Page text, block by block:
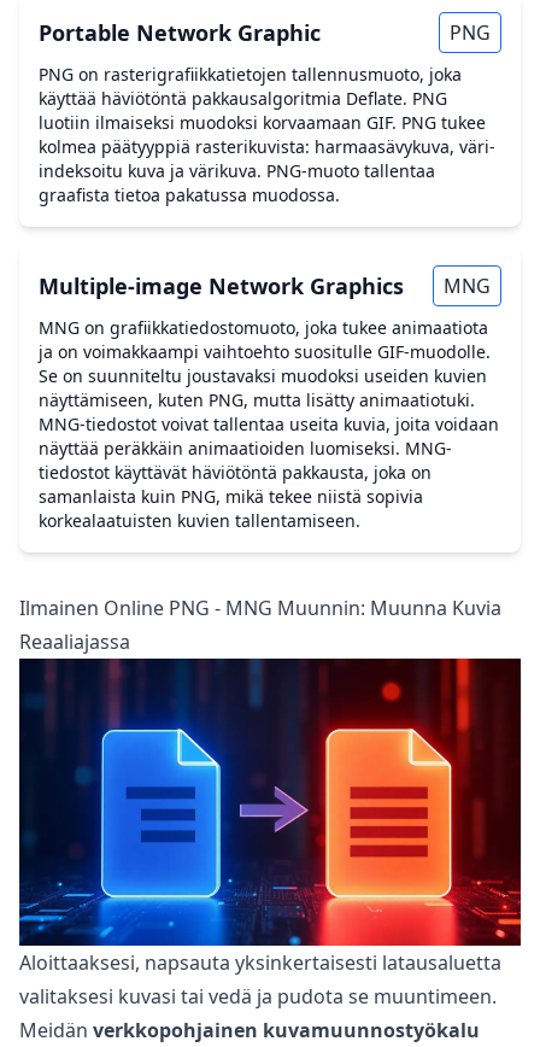
Portable Network Graphic PNG
PNG on rasterigrafiikkatietojen tallennusmuoto, joka
käyttää häviötöntä pakkausalgoritmia Deflate. PNG
luotiin ilmaiseksi muodoksi korvaamaan GIF. PNG tukee
kolmea päätyyppiä rasterikuvista: harmaasävykuva, väri-
indeksoitu kuva ja värikuva. PNG-muoto tallentaa
graafista tietoa pakatussa muodossa.
Multiple-image Network Graphics MNG
MNG on grafiikkatiedostomuoto, joka tukee animaatiota
ja on voimakkaampi vaihtoehto suositulle GIF-muodolle.
Se on suunniteltu joustavaksi muodoksi useiden kuvien
näyttämiseen, kuten PNG, mutta lisätty animaatiotuki.
MNG-tiedostot voivat tallentaa useita kuvia, joita voidaan
näyttää peräkkäin animaatioiden luomiseksi. MNG-
tiedostot käyttävät häviötöntä pakkausta, joka on
samanlaista kuin PNG, mikä tekee niistä sopivia
korkealaatuisten kuvien tallentamiseen.
Ilmainen Online PNG - MNG Muunnin: Muunna Kuvia
Reaaliajassa
Aloittaaksesi, napsauta yksinkertaisesti latausaluetta
valitaksesi kuvasi tai vedä ja pudota se muuntimeen.
Meidän verkkopohjainen kuvamuunnostyökalu